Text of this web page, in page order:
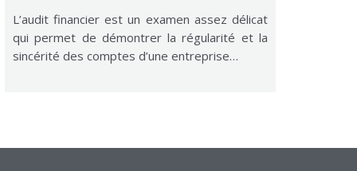
L’audit financier est un examen assez délicat
qui permet de démontrer la régularité et la
sincérité des comptes d’une entreprise…